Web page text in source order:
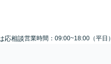
応相談営業時間：09:00~18:00（平日）